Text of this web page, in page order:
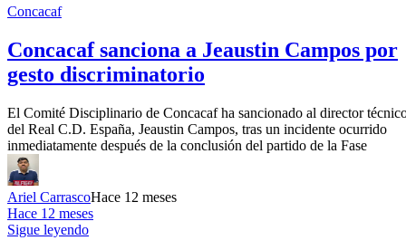
Concacaf
Concacaf sanciona a Jeaustin Campos por
gesto discriminatorio
El Comité Disciplinario de Concacaf ha sancionado al director
del Real C.D. España, Jeaustin Campos, tras un incidente ocurrido
inmediatamente después de la conclusión del partido de la Fase
Ariel CarrascoHace 12 meses
Hace 12 meses
Sigue leyendo